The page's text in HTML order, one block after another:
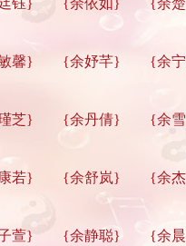
钰} {余依如} {余
馨} {余妤芊} {余
芝} {余丹倩} {余
若} {余舒岚} {余
萱} {余静聪} {余